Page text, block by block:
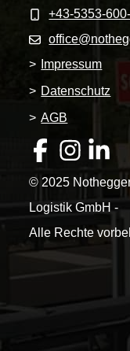
+43-5353-
>
Impressum
> Datenschutz
> AGB
© 2025
Logistik GmbH -
Alle Rechte